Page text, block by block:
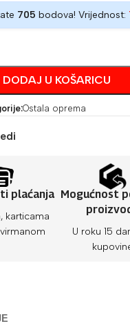
705 bodova! Vrijednost:
DODAJ U KOŠARICU
Ostala oprema
plaćanja
karticama
Mogućnost
U roku 15